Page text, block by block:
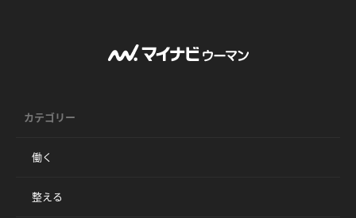
カテゴリー
働く
整える